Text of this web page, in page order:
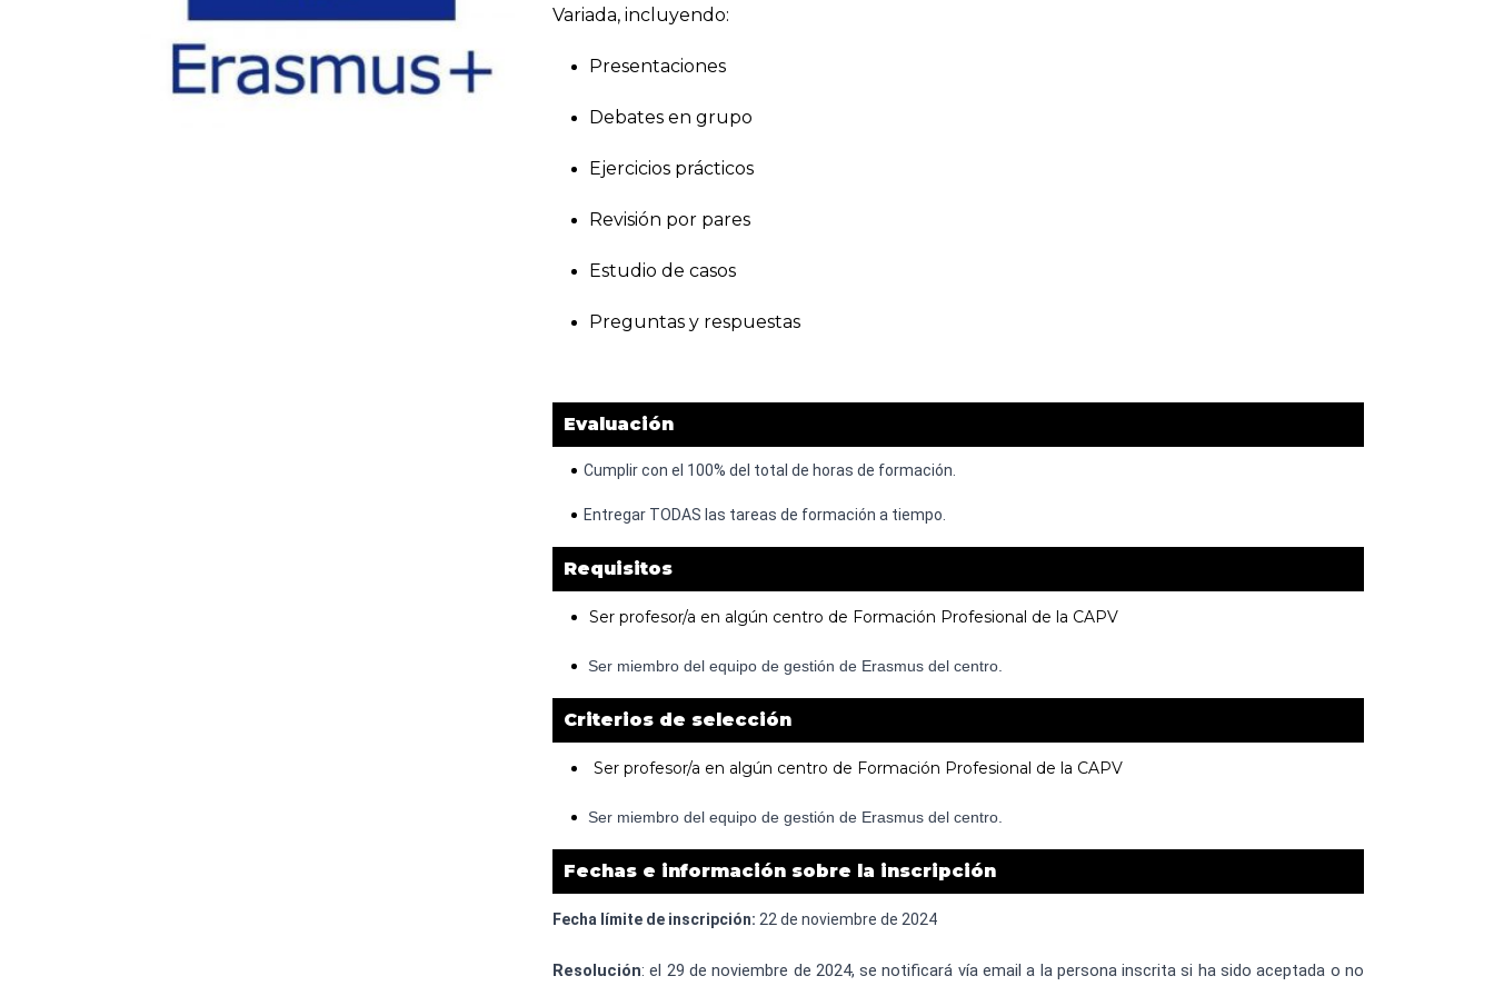
Variada, incluyendo:
Presentaciones
Debates en grupo
Ejercicios prácticos
Revisión por pares
Estudio de casos
Preguntas y respuestas
Evaluación
Cumplir con el 100% del total de horas de formación.
Entregar TODAS las tareas de formación a tiempo.
Requisitos
Ser profesor/a en algún centro de Formación Profesional de la CAPV
Ser miembro del equipo de gestión de Erasmus del centro.
Criterios de selección
Ser profesor/a en algún centro de Formación Profesional de la CAPV
Ser miembro del equipo de gestión de Erasmus del centro.
Fechas e información sobre la inscripción
Fecha límite de inscripción: 22 de noviembre de 2024
Resolución: el 29 de noviembre de 2024, se notificará vía email a la persona inscrita si ha sido aceptada o no